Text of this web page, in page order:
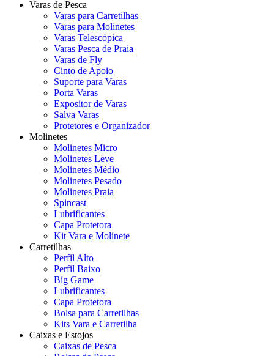
Varas de Pesca
Varas para Carretilhas
Varas para Molinetes
Varas Telescópica
Varas Pesca de Praia
Varas de Fly
Cinto de Apoio
Suporte para Varas
Porta Varas
Expositor de Varas
Salva Varas
Protetores e Organizador
Molinetes
Molinetes Micro
Molinetes Leve
Molinetes Médio
Molinetes Pesado
Molinetes Praia
Spincast
Lubrificantes
Capa Protetora
Kit Vara e Molinete
Carretilhas
Perfil Alto
Perfil Baixo
Big Game
Lubrificantes
Capa Protetora
Bolsa para Carretilhas
Kits Vara e Carretilha
Caixas e Estojos
Caixas de Pesca